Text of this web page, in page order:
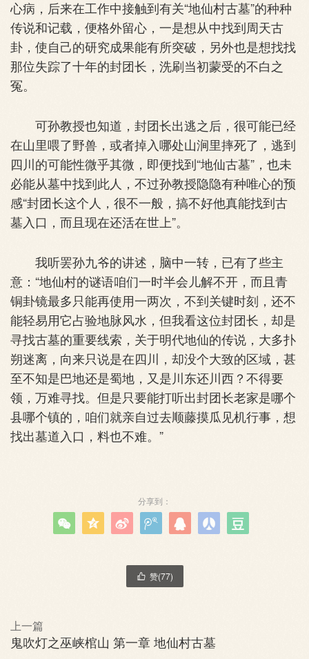
心病，后来在工作中接触到有关“地仙村古墓”的种种
传说和记载，便格外留心，一是想从中找到周天古
卦，使自己的研究成果能有所突破，另外也是想找找
那位失踪了十年的封团长，洗刷当初蒙受的不白之
冤。
可孙教授也知道，封团长出逃之后，很可能已经
在山里喂了野兽，或者掉入哪处山涧里摔死了，逃到
四川的可能性微乎其微，即便找到“地仙古墓”，也未
必能从墓中找到此人，不过孙教授隐隐有种唯心的预
感“封团长这个人，很不一般，搞不好他真能找到古
墓入口，而且现在还活在世上”。
我听罢孙九爷的讲述，脑中一转，已有了些主
意：“地仙村的谜语咱们一时半会儿解不开，而且青
铜卦镜最多只能再使用一两次，不到关键时刻，还不
能轻易用它占验地脉风水，但我看这位封团长，却是
寻找古墓的重要线索，关于明代地仙的传说，大多扑
朔迷离，向来只说是在四川，却没个大致的区域，甚
至不知是巴地还是蜀地，又是川东还川西？不得要
领，万难寻找。但是只要能打听出封团长老家是哪个
县哪个镇的，咱们就亲自过去顺藤摸瓜见机行事，想
找出墓道入口，料也不难。”
分享到：
      
 赞(77)
上一篇
鬼吹灯之巫峡棺山 第一章 地仙村古墓